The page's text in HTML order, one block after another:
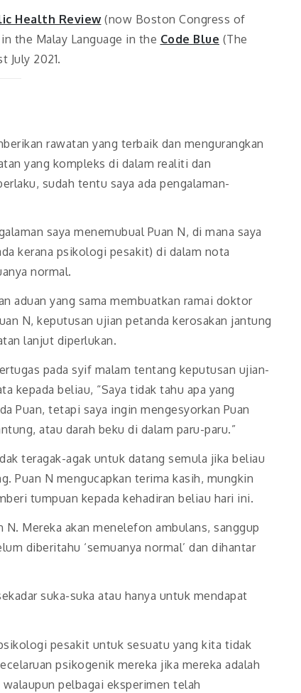
Health Review(now Boston Congress of
the Malay Language in the Code Blue (The
July 2021.
rawatan yang terbaik dan mengurangkan
yang kompleks di dalam realiti dan
sudah tentu saya ada pengalaman-
saya menemubual Puan N, di mana saya
kerana psikologi pesakit) di dalam nota
normal.
aduan yang sama membuatkan ramai doktor
N, keputusan ujian petanda kerosakan jantung
lanjut diperlukan.
pada syif malam tentang keputusan ujian-
kepada beliau, “Saya tidak tahu apa yang
Puan, tetapi saya ingin mengesyorkan Puan
atau darah beku di dalam paru-paru.”
teragak-agak untuk datang semula jika beliau
Puan N mengucapkan terima kasih, mungkin
tumpuan kepada kehadiran beliau hari ini.
Mereka akan menelefon ambulans, sanggup
diberitahu ‘semuanya normal’ dan dihantar
suka-suka atau hanya untuk mendapat
pesakit untuk sesuatu yang kita tidak
psikogenik mereka jika mereka adalah
pelbagai eksperimen telah